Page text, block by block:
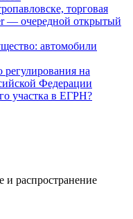
торговая
— очередной открытый
автомобили
на
Федерации
участка в ЕГРН?
распространение